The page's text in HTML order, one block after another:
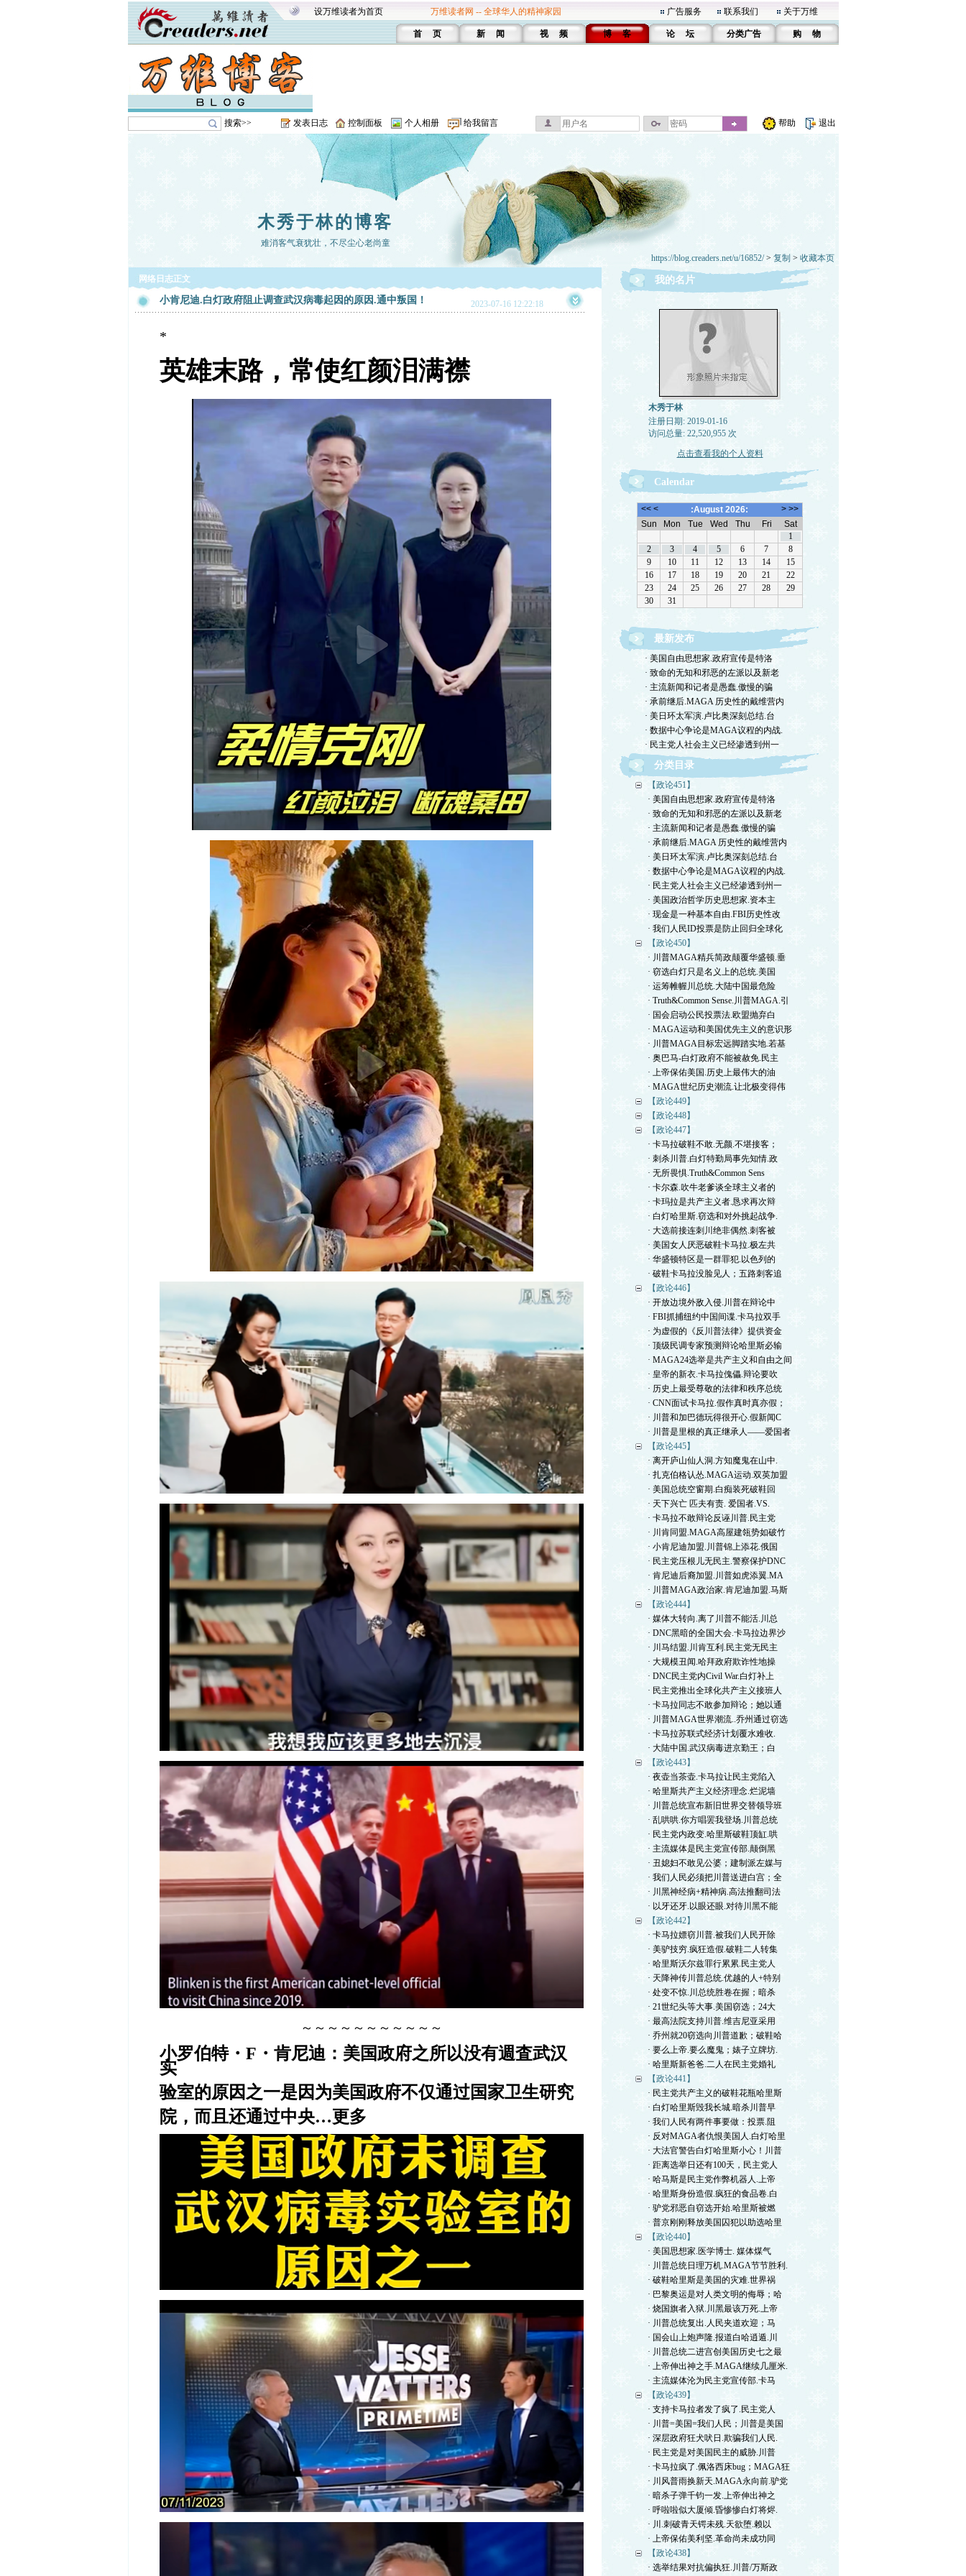
设万维读者为首页 万维读者网 -- 全球华人的精神家园 广告服务 联系我们 关于万维
首 页 新 闻 视 频 博 客 论 坛 分类广告 购 物
搜索>> 发表日志 控制面板 个人相册 给我留言 帮助 退出
木秀于林的博客
难消客气衰犹壮，不尽尘心老尚童
https://blog.creaders.net/u/16852/> 复制 > 收藏本页
网络日志正文
小肯尼迪.白灯政府阻止调查武汉病毒起因的原因.通中叛国！ 2023-07-16 12:22:18
*
英雄末路，常使红颜泪满襟
～～～～～～～～～～～
小罗伯特・ F ・肯尼迪：美国政府之所以没有週査武汉
实
验室的原因之一是因为美国政府不仅通过国家卫生研究
院，而且还通过中央…更多
我的名片
木秀于林
注册日期: 2019-01-16
访问总量: 22,520,955 次
点击查看我的个人资料
Calendar
最新发布
· 美国自由思想家.政府宣传是特洛
· 致命的无知和邪恶的左派以及新老
· 主流新闻和记者是愚蠢.傲慢的骗
· 承前继后.MAGA 历史性的戴维营内
· 美日环太军演.卢比奥深刻总结.台
· 数据中心争论是MAGA议程的内战.
· 民主党人社会主义已经渗透到州一
分类目录
【政论451】
· 美国自由思想家.政府宣传是特洛
· 致命的无知和邪恶的左派以及新老
· 主流新闻和记者是愚蠢.傲慢的骗
· 承前继后.MAGA 历史性的戴维营内
· 美日环太军演.卢比奥深刻总结.台
· 数据中心争论是MAGA议程的内战.
· 民主党人社会主义已经渗透到州一
· 美国政治哲学历史思想家.资本主
· 现金是一种基本自由.FBI历史性改
· 我们人民ID投票是防止回归全球化
【政论450】
· 川普MAGA精兵简政颠覆华盛顿.垂
· 窃选白灯只是名义上的总统.美国
· 运筹帷幄川总统.大陆中国最危险
· Truth&Common Sense.川普MAGA.引
· 国会启动公民投票法.欧盟抛弃白
· MAGA运动和美国优先主义的意识形
· 川普MAGA目标宏远脚踏实地.若基
· 奥巴马-白灯政府不能被赦免.民主
· 上帝保佑美国.历史上最伟大的油
· MAGA世纪历史潮流.让北极变得伟
【政论449】
【政论448】
【政论447】
· 卡马拉破鞋不敢.无颜.不堪接客；
· 刺杀川普.白灯特勤局事先知情.政
· 无所畏惧.Truth&Common Sens
· 卡尔森.吹牛老爹谈全球主义者的
· 卡玛拉是共产主义者.恳求再次辩
· 白灯哈里斯.窃选和对外挑起战争.
· 大选前接连刺川绝非偶然.刺客被
· 美国女人厌恶破鞋卡马拉.极左共
· 华盛顿特区是一群罪犯.以色列的
· 破鞋卡马拉没脸见人；五路刺客追
【政论446】
· 开放边境外敌入侵.川普在辩论中
· FBI抓捕纽约中国间谍.卡马拉双手
· 为虚假的《反川普法律》提供资金
· 顶级民调专家预测辩论哈里斯必输
· MAGA24选举是共产主义和自由之间
· 皇帝的新衣.卡马拉傀儡.辩论要吹
· 历史上最受尊敬的法律和秩序总统
· CNN面试卡马拉.假作真时真亦假；
· 川普和加巴德玩得很开心.假新闻C
· 川普是里根的真正继承人——爱国者
【政论445】
· 离开庐山仙人洞.方知魔鬼在山中.
· 扎克伯格认怂.MAGA运动.双英加盟
· 美国总统空窗期.白痴装死破鞋回
· 天下兴亡 匹夫有责. 爱国者.VS.
· 卡马拉不敢辩论反诬川普.民主党
· 川肯同盟.MAGA高屋建瓴势如破竹
· 小肯尼迪加盟.川普锦上添花.俄国
· 民主党压根儿无民主.警察保护DNC
· 肯尼迪后裔加盟.川普如虎添翼.MA
· 川普MAGA政治家.肯尼迪加盟.马斯
【政论444】
· 媒体大转向.离了川普不能活.川总
· DNC黑暗的全国大会.卡马拉边界沙
· 川马结盟.川肯互利.民主党无民主
· 大规模丑闻.哈拜政府欺诈性地操
· DNC民主党内Civil War.白灯补上
· 民主党推出全球化共产主义接班人
· 卡马拉同志不敢参加辩论；她以通
· 川普MAGA世界潮流..乔州通过窃选
· 卡马拉苏联式经济计划覆水难收.
· 大陆中国.武汉病毒进京勤王；白
【政论443】
· 夜壶当茶壶.卡马拉让民主党陷入
· 哈里斯共产主义经济理念.烂泥墙
· 川普总统宣布新旧世界交替领导班
· 乱哄哄.你方唱罢我登场.川普总统
· 民主党内政变.哈里斯破鞋顶缸.哄
· 主流媒体是民主党宣传部.颠倒黑
· 丑媳妇不敢见公婆；建制派左媒与
· 我们人民必须把川普送进白宫；全
· 川黑神经病+精神病.高法推翻司法
· 以牙还牙.以眼还眼.对待川黑不能
【政论442】
· 卡马拉嫖窃川普.被我们人民开除
· 美驴技穷.疯狂造假.破鞋二人转集
· 哈里斯沃尔兹罪行累累.民主党人
· 天降神传川普总统.优越的人+特别
· 处变不惊.川总统胜卷在握；暗杀
· 21世纪头等大事.美国窃选；24大
· 最高法院支持川普.维吉尼亚采用
· 乔州就20窃选向川普道歉；破鞋哈
· 要么上帝.要么魔鬼；婊子立牌坊.
· 哈里斯新爸爸.二人在民主党婚礼
【政论441】
· 民主党共产主义的破鞋花瓶哈里斯
· 白灯哈里斯毁我长城.暗杀川普早
· 我们人民有两件事要做：投票.阻
· 反对MAGA者仇恨美国人.白灯哈里
· 大法官警告白灯哈里斯小心！川普
· 距离选举日还有100天，民主党人
· 哈马斯是民主党作弊机器人.上帝
· 哈里斯身份造假.疯狂的食品卷.白
· 驴党邪恶自窃选开始.哈里斯被燃
· 普京刚刚释放美国囚犯以助选哈里
【政论440】
· 美国思想家.医学博士. 媒体煤气
· 川普总统日理万机.MAGA节节胜利.
· 破鞋哈里斯是美国的灾难.世界祸
· 巴黎奥运是对人类文明的侮辱；哈
· 烧国旗者入狱.川黑最该万死.上帝
· 川普总统复出.人民夹道欢迎；马
· 国会山上炮声隆.报道白哈逍遁.川
· 川普总统二进宫创美国历史七之最
· 上帝伸出神之手.MAGA继续几厘米.
· 主流媒体沦为民主党宣传部.卡马
【政论439】
· 支持卡马拉者发了疯了.民主党人
· 川普=美国=我们人民；川普是美国
· 深层政府狂犬吠日.欺骗我们人民.
· 民主党是对美国民主的威胁.川普
· 卡马拉疯了.佩洛西床bug；MAGA狂
· 川风普雨换新天.MAGA永向前.驴党
· 暗杀子弹千钧一发.上帝伸出神之
· 呼啦啦似大厦倾.昏惨惨白灯将烬.
· 川.刺破青天锷未残.天欲堕.赖以
· 上帝保佑美利坚.革命尚未成功同
【政论438】
· 选举结果对抗偏执狂.川普/万斯政